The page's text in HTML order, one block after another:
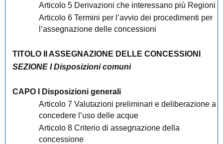
Articolo 5 Derivazioni che interessano più Regioni
Articolo 6 Termini per l’avvio dei procedimenti per
l’assegnazione delle concessioni
TITOLO II ASSEGNAZIONE DELLE CONCESSIONI
SEZIONE I Disposizioni comuni
CAPO I Disposizioni generali
Articolo 7 Valutazioni preliminari e deliberazione a
concedere l’uso delle acque
Articolo 8 Criterio di assegnazione della
concessione